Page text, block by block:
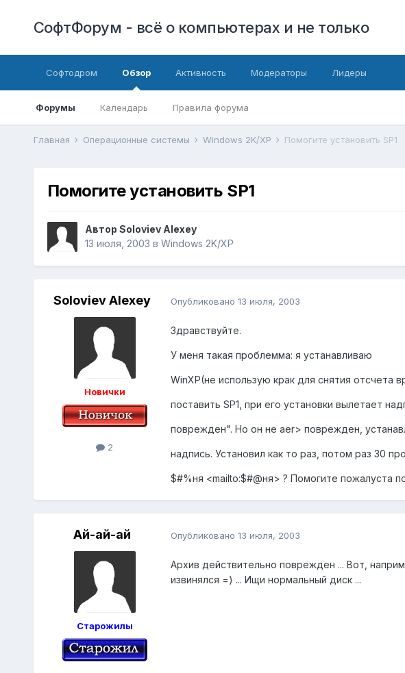
СофтФорум - всё о компьютерах и не только
Софтодром Обзор
Форумы Календарь Правила форума
Активность Модераторы Лидеры
Главная Операционные системы Windows 2K/XP Помогите установить SP1
Помогите установить SP1
Автор Soloviev Alexey
13 июля, 2003 в Windows 2K/XP
Soloviev Alexey
Новички
2
Опубликовано 13 июля, 2003
Здравствуйте.
У меня такая проблемма: я устанавливаю
WinXP(не использую крак для снятия отсчета
поставить SP1, при его установки вылетает
поврежден". Но он не aer> поврежден,
надпись. Установил как то раз, потом раз 30
$#%ня <mailto:$#@ня> ? Помогите пожалуста
Ай-ай-ай
Старожилы
Опубликовано 13 июля, 2003
Архив действительно поврежден ... Вот,
извинялся =) ... Ищи нормальный диск ...